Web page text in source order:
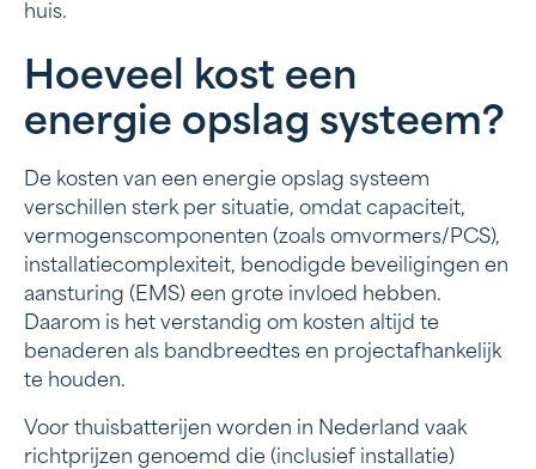
huis.
Hoeveel kost een
energie opslag systeem?
De kosten van een energie opslag systeem
verschillen sterk per situatie, omdat capaciteit,
vermogenscomponenten (zoals omvormers/PCS),
installatiecomplexiteit, benodigde beveiligingen en
aansturing (EMS) een grote invloed hebben.
Daarom is het verstandig om kosten altijd te
benaderen als bandbreedtes en projectafhankelijk
te houden.
Voor thuisbatterijen worden in Nederland vaak
richtprijzen genoemd die (inclusief installatie)